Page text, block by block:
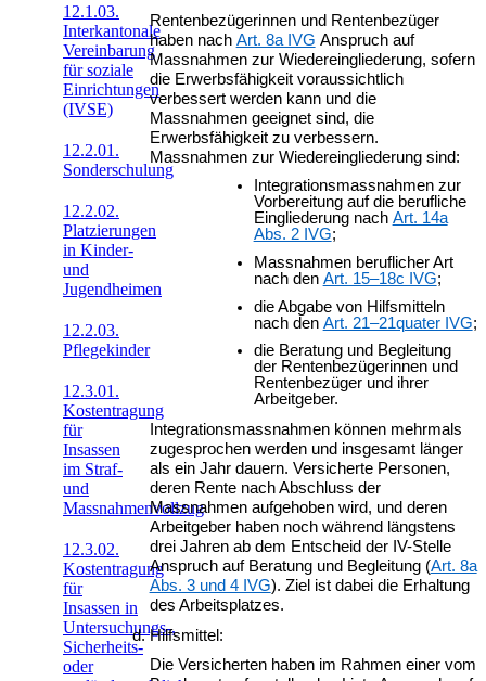
12.1.03.
Interkantonale
Vereinbarung
für soziale
Einrichtungen
(IVSE)
12.2.01.
Sonderschulung
12.2.02.
Platzierungen
in Kinder-
und
Jugendheimen
12.2.03.
Pflegekinder
12.3.01.
Kostentragung
für
Insassen
im Straf-
und
Massnahmenvollzug
12.3.02.
Kostentragung
für
Insassen in
Untersuchungs-,
Sicherheits-
oder
Rentenbezügerinnen und Rentenbezüger
haben nach Art. 8a IVG Anspruch auf
Massnahmen zur Wiedereingliederung, sofern
die Erwerbsfähigkeit voraussichtlich
verbessert werden kann und die
Massnahmen geeignet sind, die
Erwerbsfähigkeit zu verbessern.
Massnahmen zur Wiedereingliederung sind:
Integrationsmassnahmen zur
Vorbereitung auf die berufliche
Eingliederung nach Art. 14a
Abs. 2 IVG;
Massnahmen beruflicher Art
nach den Art. 15–18c IVG;
die Abgabe von Hilfsmitteln
nach den Art. 21–21quater IVG;
die Beratung und Begleitung
der Rentenbezügerinnen und
Rentenbezüger und ihrer
Arbeitgeber.
Integrationsmassnahmen können mehrmals
zugesprochen werden und insgesamt länger
als ein Jahr dauern. Versicherte Personen,
deren Rente nach Abschluss der
Massnahmen aufgehoben wird, und deren
Arbeitgeber haben noch während längstens
drei Jahren ab dem Entscheid der IV-Stelle
Anspruch auf Beratung und Begleitung (Art. 8a
Abs. 3 und 4 IVG). Ziel ist dabei die Erhaltung
des Arbeitsplatzes.
Hilfsmittel:
Die Versicherten haben im Rahmen einer vom